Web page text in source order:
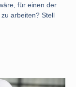
für einen der
arbeiten? Stell